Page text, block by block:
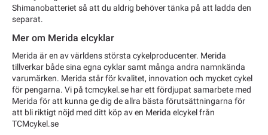
Shimanobatteriet så att du aldrig behöver tänka på att ladda den
separat.
Mer om Merida elcyklar
Merida är en av världens största cykelproducenter. Merida
tillverkar både sina egna cyklar samt många andra namnkända
varumärken. Merida står för kvalitet, innovation och mycket cykel
för pengarna. Vi på tcmcykel.se har ett fördjupat samarbete med
Merida för att kunna ge dig de allra bästa förutsättningarna för
att bli riktigt nöjd med ditt köp av en Merida elcykel från
TCMcykel.se